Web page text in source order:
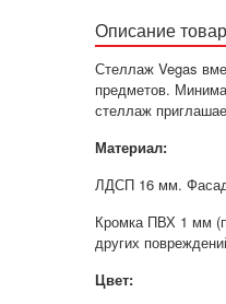
Описание
Стеллаж Vegas
предметов.
стеллаж
Материал:
ЛДСП 16 мм. Фасад
Кромка ПВХ 1 мм
других
Цвет: